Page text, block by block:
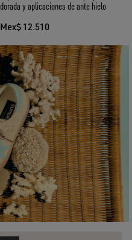
dorada y aplicaciones de ante hielo
Mex$ 12.510